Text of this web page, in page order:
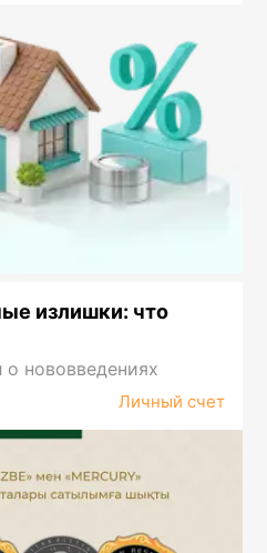
излишки: что
нововведениях
Личный счет